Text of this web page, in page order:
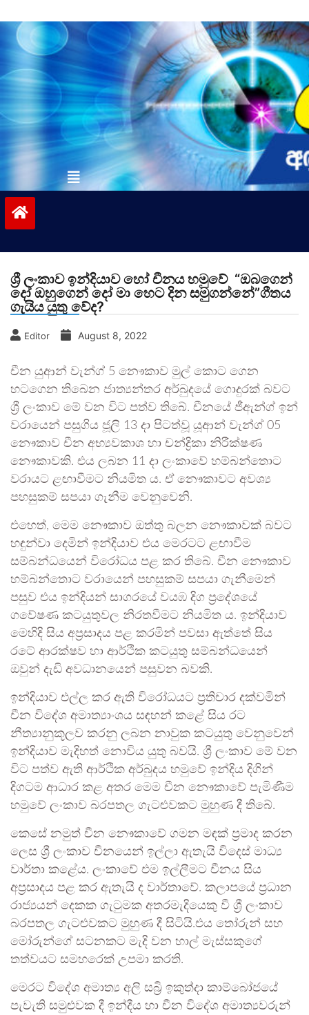
to
contentvinivida.lk
ශ්‍රී ලංකාව ඉන්දියාව හෝ චීනය හමුවේ “ඔබගෙන්
දෝ ඔහුගෙන් දෝ මා හෙට දින සමුගන්නේ”ගීතය
ගැයිය යුතු වේද?
Editor August 8, 2022
චීන යුආන් වැන්ග් 5 නෞකාව මුල් කොට ගෙන
හටගෙන තිබෙන ජාත්‍යන්තර අර්බුදයේ ගොදුරක් බවට
ශ්‍රී ලංකාව මේ වන විට පත්ව තිබේ. චීනයේ ජීඇන්ග් ඉන්
වරායෙන් පසුගිය ජූලි 13 දා පිටත්වූ යූආන් වැන්ග් 05
නෞකාව චීන අභ්‍යවකාශ හා චන්ද්‍රිකා නිරීක්ෂණ
නෞකාවකි. එය ලබන 11 දා ලංකාවේ හම්බන්තොට
වරායට ළඟාවීමට නියමිත ය. ඒ නෞකාවට අවශ්‍ය
පහසුකම් සපයා ගැනීම වෙනුවෙනි.
එහෙත්, මෙම නෞකාව ඔත්තු බලන නෞකාවක් බවට
හඳුන්වා දෙමින් ඉන්දියාව එය මෙරටට ළඟාවීම
සම්බන්ධයෙන් විරෝධය පළ කර තිබේ. චීන නෞකාව
හම්බන්තොට වරායෙන් පහසුකම් සපයා ගැනීමෙන්
පසුව එය ඉන්දියන් සාගරයේ වයඹ දිග ප්‍රදේශයේ
ගවේෂණ කටයුතුවල නිරතවීමට නියමිත ය. ඉන්දියාව
මෙහිදි සිය අප්‍රසාදය පළ කරමින් පවසා ඇත්තේ සිය
රටේ ආරක්ෂව හා ආර්ථික කටයුතු සම්බන්ධයෙන්
ඔවුන් දැඩි අවධානයෙන් පසුවන බවකි.
ඉන්දියාව එල්ල කර ඇති විරෝධයට ප්‍රතිචාර දක්වමින්
චීන විදේශ අමාත්‍යාංශය සඳහන් කළේ සිය රට
නීත්‍යානුකූලව කරනු ලබන නාවුක කටයුතු වෙනුවෙන්
ඉන්දියාව මැදිහත් නොවිය යුතු බවයි. ශ්‍රී ලංකාව මේ වන
විට පත්ව ඇති ආර්ථික අර්බුදය හමුවේ ඉන්දිය දිගින්
දිගටම ආධාර කළ අතර මෙම චීන නෞකාවේ පැමිණීම
හමුවේ ලංකාව බරපතල ගැටළුවකට මුහුණ දී තිබේ.
කෙසේ නමුත් චීන නෞකාවේ ගමන මඳක් ප්‍රමාද කරන
ලෙස ශ්‍රී ලංකාව චීනයෙන් ඉල්ලා ඇතැයි විදෙස් මාධ්‍ය
වාර්තා කළේය. ලංකාවේ එම ඉල්ලීමට චීනය සිය
අප්‍රසාදය පළ කර ඇතැයි ද වාර්තාවේ. කලාපයේ ප්‍රධාන
රාජ්‍යයන් දෙකක ගැටුමක අතරමැදියෙකු වී ශ්‍රී ලංකාව
බරපතල ගැටළුවකට මුහුණ දී සිටියි.එය තෝරුන් සහ
මෝරුන්ගේ සටනකට මැදි වන හාල් මැස්සකුගේ
තත්වයට සමහරෙක් උපමා කරති.
මෙරට විදේශ අමාත්‍ය අලි සබ්‍රි ඉකුත්දා කාම්බෝජයේ
පැවැති සමුළුවක දී ඉන්දීය හා චීන විදේශ අමාත්‍යවරුන්